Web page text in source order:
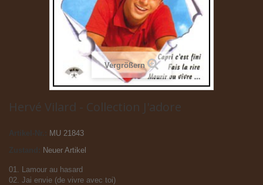
Vergrößern
Hervé Vilard - Collection J'adore
Artikel-Nr.:
MU 21843
Zustand:
Neuer Artikel
01. Lamour au hasard
02. Jai envie (de vivre avec toi)